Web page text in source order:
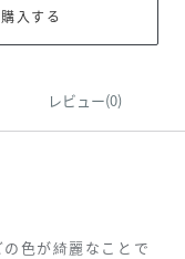
入する
レビュー(0)
色が綺麗なことで